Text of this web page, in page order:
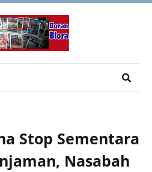
Stop Sementara
Nasabah